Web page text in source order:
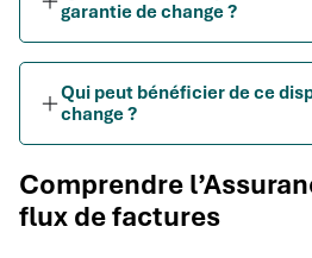
garantie de change ?
Qui peut bénéficier de ce
change ?
Comprendre
flux de factures